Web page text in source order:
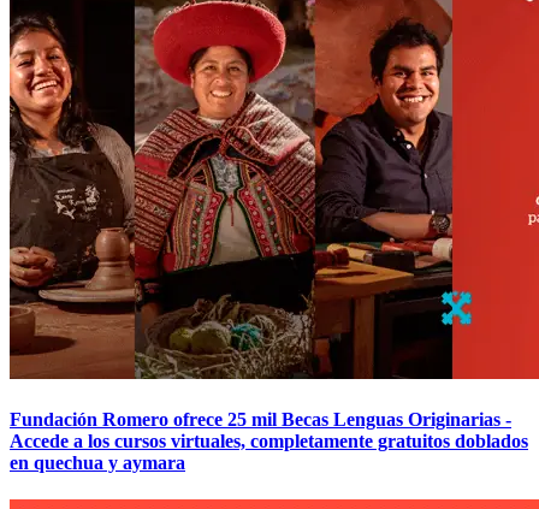
Fundación Romero ofrece 25 mil Becas Lenguas Originarias -
Accede a los cursos virtuales, completamente gratuitos doblados
en quechua y aymara